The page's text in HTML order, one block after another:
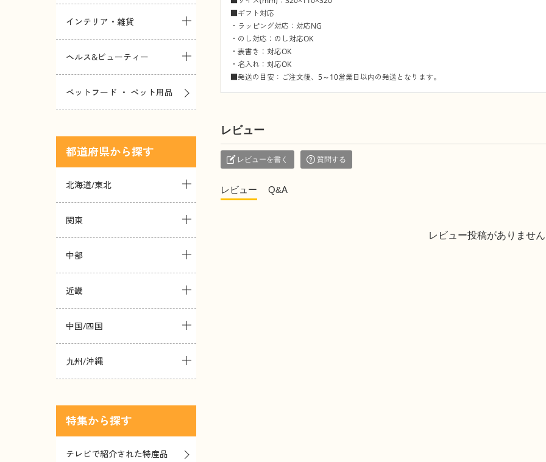
■ギフト対応
・ラッピング対応：対応NG
・のし対応：のし対応OK
・表書き：対応OK
・名入れ：対応OK
■発送の目安：ご注文後、5～10営業日以内の発送となります。
レビュー
レビューを書く 質問する
レビュー Q&A
レビュー投稿がありませ
インテリア・雑貨
ヘルス&ビューティー
ペットフード ・ ペット用品
都道府県
北海道/東北
関東
中部
近畿
中国/四国
九州/沖縄
特集
テレビで紹介された特産品